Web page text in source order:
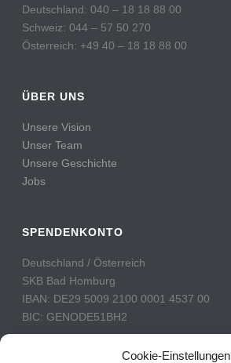
Cookie-Einstellungen
Deutschland: 040 – 18 18 88 00
Schweiz: 044 – 57 50 270
Österreich: +49 40 – 18 18 88 00
ÜBER UNS
Unsere Vision
Unser Team
Unsere Geschichte
Jobs
SPENDENKONTO
Deutschland / Österreich
SKB Bad Homburg
IBAN: DE29 5009 2100 0001 4537 00
BIC: GENODE51BH2